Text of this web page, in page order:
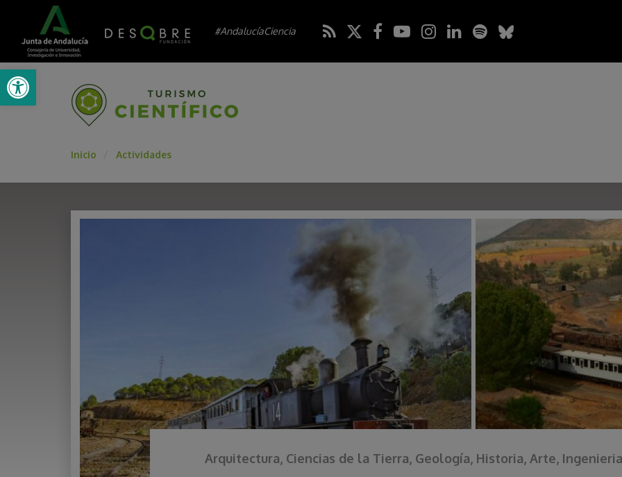
Abrir barra de herramientas
#AndalucíaCiencia
Inicio Actividades
Arquitectura, Ciencias de la Tierra, Geología, Historia, Arte,